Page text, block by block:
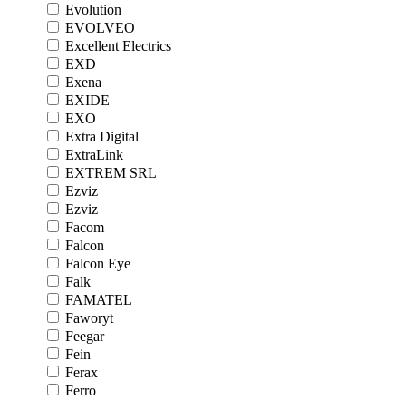
Evolution
EVOLVEO
Excellent Electrics
EXD
Exena
EXIDE
EXO
Extra Digital
ExtraLink
EXTREM SRL
Ezviz
Ezviz
Facom
Falcon
Falcon Eye
Falk
FAMATEL
Faworyt
Feegar
Fein
Ferax
Ferro